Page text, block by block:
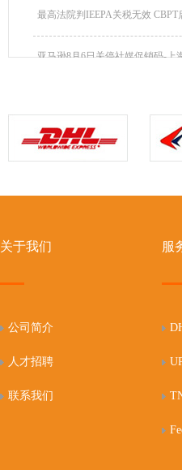
最高法院判IEEPA关税无效
亚马逊8月6日关停社媒促销码-上
关于我们
公司简介
人才招聘
联系我们
服